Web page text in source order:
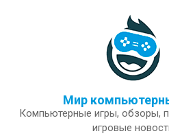
Мир
Компьютерные игры, обзоры,
игровые